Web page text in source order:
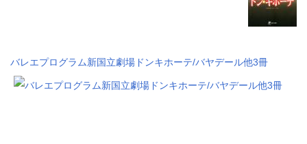
バレエプログラム新国立劇場ドンキホーテ/バヤデール他3冊